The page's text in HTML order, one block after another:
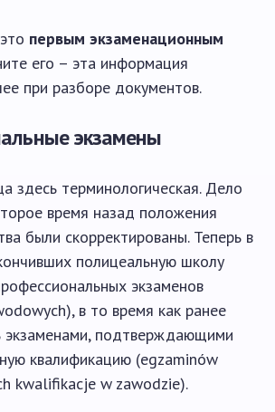
первым экзаменационным
его – эта информация
при разборе документов.
экзамены
здесь терминологическая. Дело
время назад положения
были скорректированы. Теперь в
полицеальную школу
экзаменов
в то время как ранее
экзаменами, подтверждающими
квалификацию (egzaminów
kwalifikacje w zawodzie).